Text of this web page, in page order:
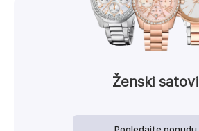
Ženski satovi
Pogledajte ponudu